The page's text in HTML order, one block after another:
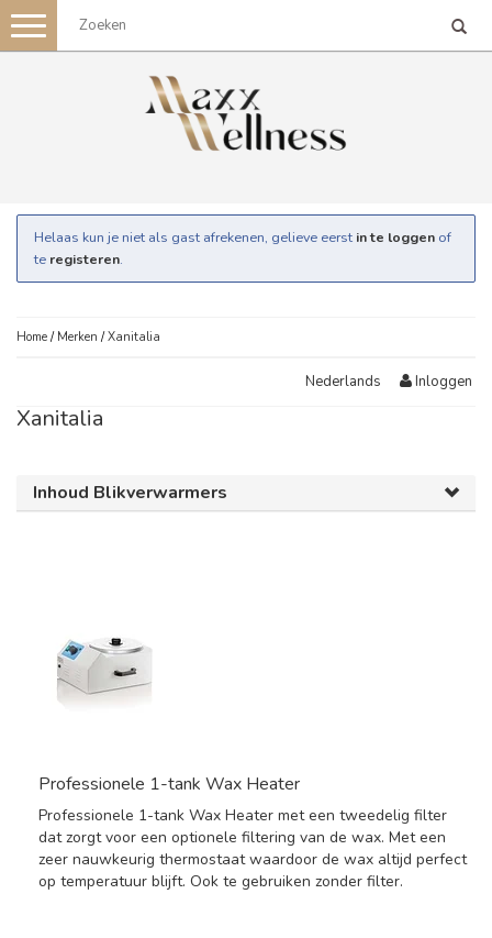
Toggle
navigation
Helaas kun je niet als gast afrekenen, gelieve eerst in te loggen of
te registeren.
Home / Merken /Xanitalia
Nederlands Inloggen
Xanitalia
Inhoud Blikverwarmers
Professionele 1-tank Wax Heater
Professionele 1-tank Wax Heater met een tweedelig filter
dat zorgt voor een optionele filtering van de wax. Met een
zeer nauwkeurig thermostaat waardoor de wax altijd perfect
op temperatuur blijft. Ook te gebruiken zonder filter.